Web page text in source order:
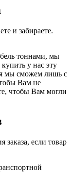
и забираете.
тоннами, мы
у нас эту
мы сможем лишь с
Вам не
чтобы Вам могли
заказа, если товар